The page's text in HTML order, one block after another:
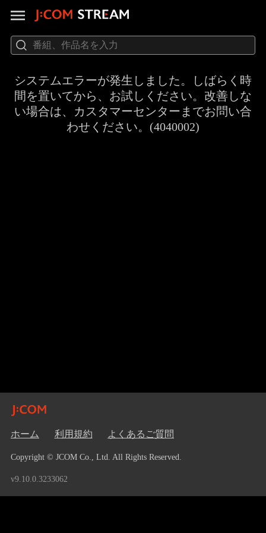
システムエラーが発生しました。しばらく時
間を置いてから、お試しください。改善しな
い場合は、カスタマーセンターまでお問い合
わせください。(4040002)
ホーム 利用規約 よくあるご質問
Copyright © JCOM Co., Ltd. All Rights Reserved.
v9.10.0.3233062